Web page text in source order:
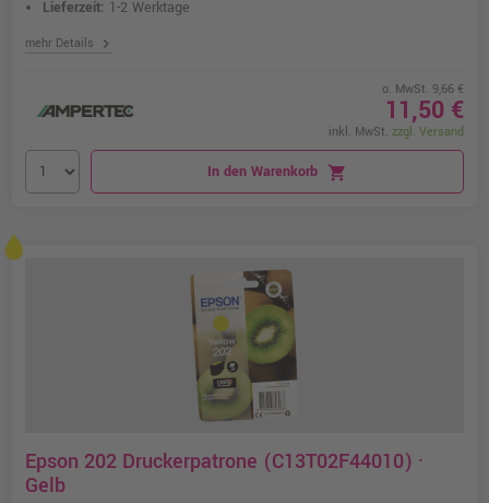
Lieferzeit: 1-2 Werktage
mehr Details chevron_right
o. MwSt. 9,66 €
11,50 €
inkl. MwSt. zzgl. Versand
In den Warenkorb shopping_cart
Epson 202 Druckerpatrone (C13T02F44010) ·
Gelb